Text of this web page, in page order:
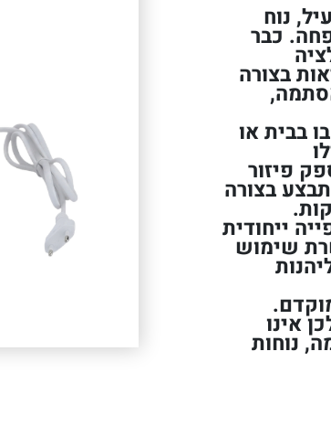
נוח
כבר
בצורה
בבית או
פיזור
בצורה
ייחודית
שימוש
אינו
נוחות